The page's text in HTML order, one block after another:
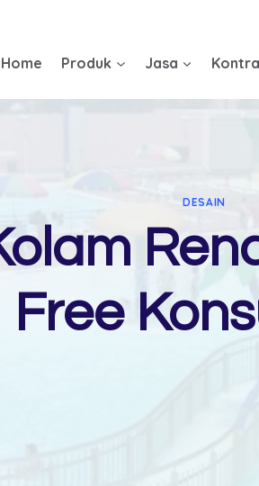
Home Produk Jasa
DESAIN
Free